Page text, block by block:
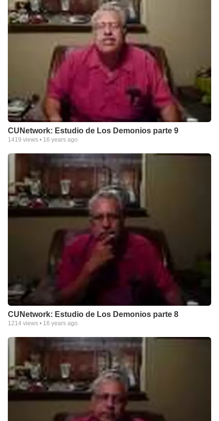
CUNetwork: Estudio de Los Demonios parte 9
1419 views • 16 years ago
CUNetwork: Estudio de Los Demonios parte 8
1214 views • 16 years ago